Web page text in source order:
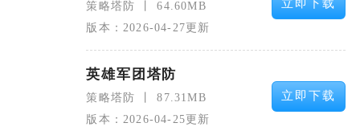
策略塔防
64.60MB
版本：2026-04-27更新
立即下载
英雄军团塔防
策略塔防
87.31MB
版本：2026-04-25更新
立即下载